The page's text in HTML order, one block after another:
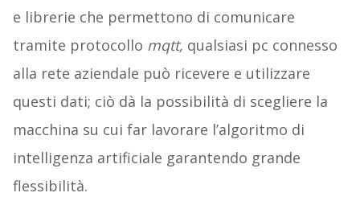
e librerie che permettono di comunicare
tramite protocollo mqtt, qualsiasi pc connesso
alla rete aziendale può ricevere e utilizzare
questi dati; ciò dà la possibilità di scegliere la
macchina su cui far lavorare l’algoritmo di
intelligenza artificiale garantendo grande
flessibilità.